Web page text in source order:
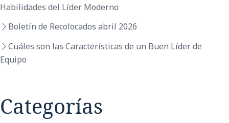
Habilidades del Líder Moderno
Boletín de Recolocados abril 2026
Cuáles son las Características de un Buen Líder de
Equipo
Categorías